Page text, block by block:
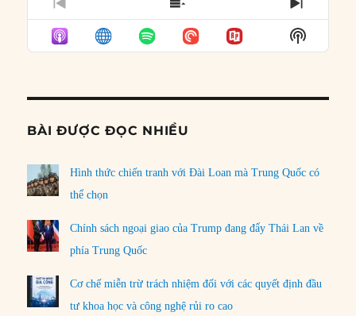
PREVIOUS
EPISODE
SHOW
EPISODES
LIST
NEXT
Show
Podcast
BÀI ĐƯỢC ĐỌC NHIỀU
Hình thức chiến tranh với Đài Loan mà Trung Quốc có
thể chọn
Chính sách ngoại giao của Trump đang đẩy Thái Lan về
phía Trung Quốc
Cơ chế miễn trừ trách nhiệm đối với các quyết định đầu
tư khoa học và công nghệ rủi ro cao